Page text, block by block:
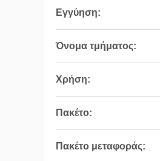
Εγγύηση:
Όνομα τμήματος:
Χρήση:
Πακέτο:
Πακέτο μεταφοράς: